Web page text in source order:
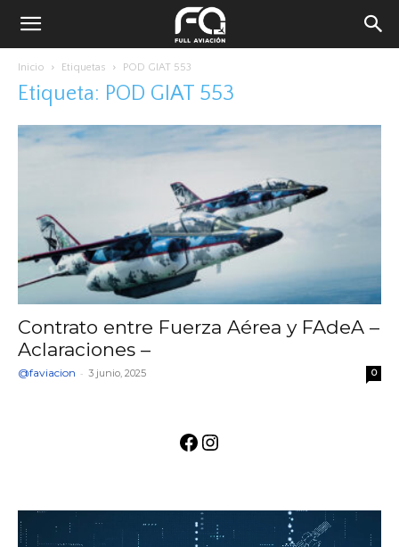
Inicio Etiquetas POD GIAT 553
Etiqueta: POD GIAT 553
Contrato entre Fuerza Aérea y FAdeA –
Aclaraciones –
@faviacion - 3 junio, 2025 0
Facebook
Instagram